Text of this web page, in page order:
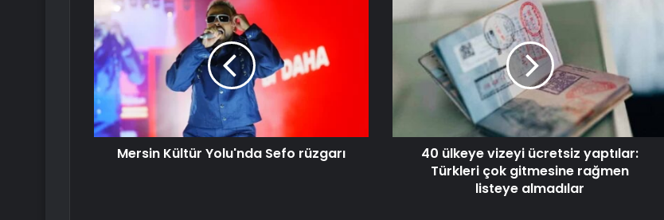
Mersin Kültür Yolu'nda Sefo rüzgarı
40 ülkeye vizeyi ücretsiz yaptılar:
Türkleri çok gitmesine rağmen
listeye almadılar